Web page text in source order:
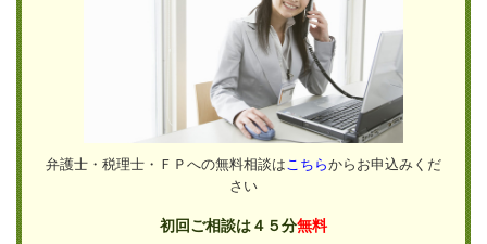
弁護士・税理士・ＦＰへの無料相談はこちらからお申込みくだ
さい
初回ご相談は４５分無料